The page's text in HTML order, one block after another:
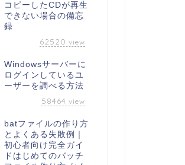
コピーしたCDが再生
できない場合の備忘
録
62520 view
Windowsサーバーに
ログインしているユ
ーザーを調べる方法
58464 view
batファイルの作り方
とよくある失敗例｜
初心者向け完全ガイ
ドはじめてのバッチ